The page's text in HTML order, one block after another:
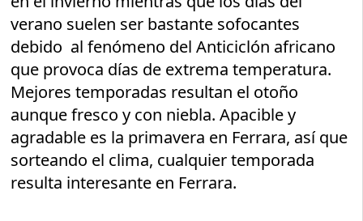
verano suelen ser bastante sofocantes
debido al fenómeno del Anticiclón africano
que provoca días de extrema temperatura.
Mejores temporadas resultan el otoño
aunque fresco y con niebla. Apacible y
agradable es la primavera en Ferrara, así que
sorteando el clima, cualquier temporada
resulta interesante en Ferrara.